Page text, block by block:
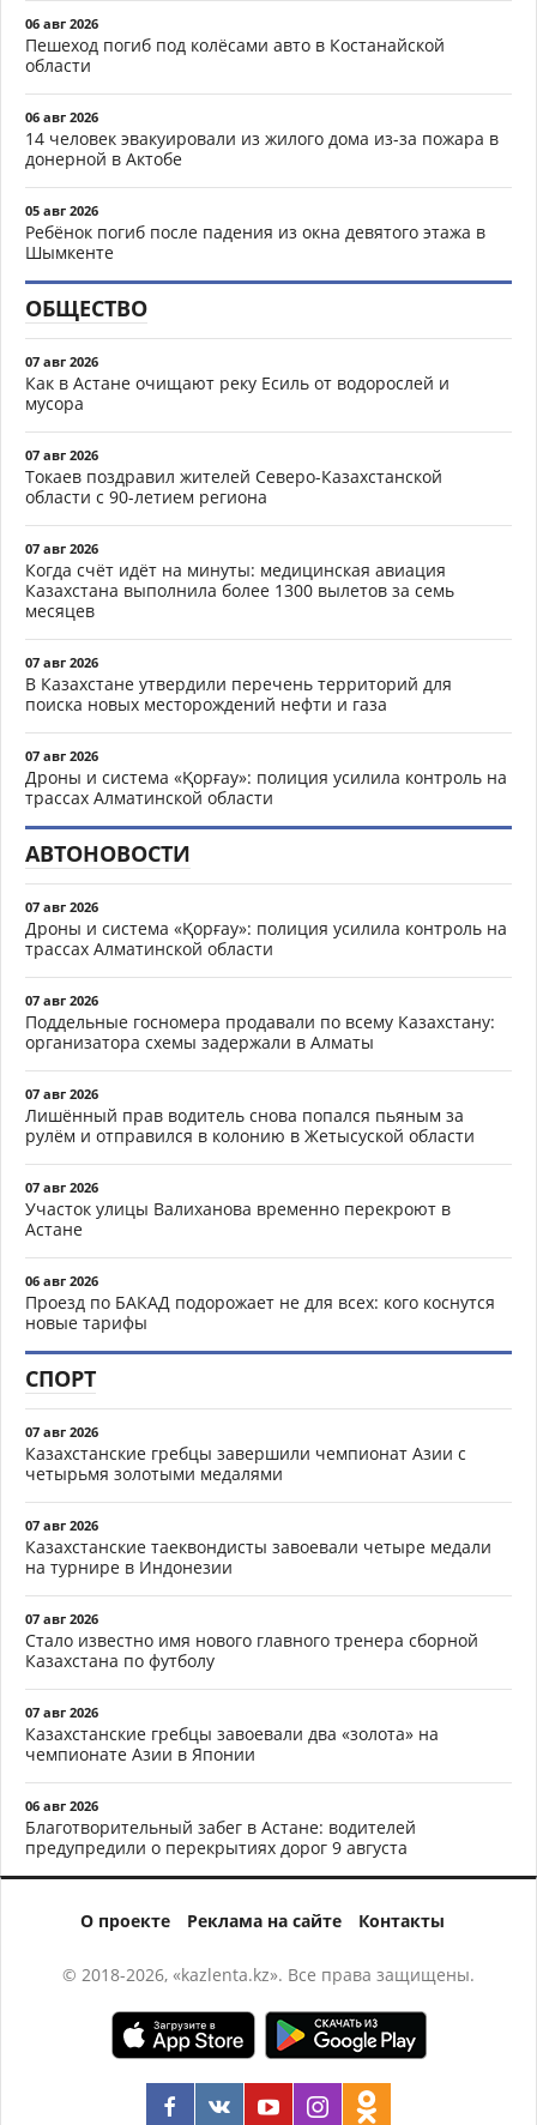
06 авг 2026
Пешеход погиб под колёсами авто в Костанайской
области
06 авг 2026
14 человек эвакуировали из жилого дома из-за пожара в
донерной в Актобе
05 авг 2026
Ребёнок погиб после падения из окна девятого этажа в
Шымкенте
ОБЩЕСТВО
07 авг 2026
Как в Астане очищают реку Есиль от водорослей и
мусора
07 авг 2026
Токаев поздравил жителей Северо-Казахстанской
области с 90-летием региона
07 авг 2026
Когда счёт идёт на минуты: медицинская авиация
Казахстана выполнила более 1300 вылетов за семь
месяцев
07 авг 2026
В Казахстане утвердили перечень территорий для
поиска новых месторождений нефти и газа
07 авг 2026
Дроны и система «Қорғау»: полиция усилила контроль на
трассах Алматинской области
АВТОНОВОСТИ
07 авг 2026
Дроны и система «Қорғау»: полиция усилила контроль на
трассах Алматинской области
07 авг 2026
Поддельные госномера продавали по всему Казахстану:
организатора схемы задержали в Алматы
07 авг 2026
Лишённый прав водитель снова попался пьяным за
рулём и отправился в колонию в Жетысуской области
07 авг 2026
Участок улицы Валиханова временно перекроют в
Астане
06 авг 2026
Проезд по БАКАД подорожает не для всех: кого коснутся
новые тарифы
СПОРТ
07 авг 2026
Казахстанские гребцы завершили чемпионат Азии с
четырьмя золотыми медалями
07 авг 2026
Казахстанские таеквондисты завоевали четыре медали
на турнире в Индонезии
07 авг 2026
Стало известно имя нового главного тренера сборной
Казахстана по футболу
07 авг 2026
Казахстанские гребцы завоевали два «золота» на
чемпионате Азии в Японии
06 авг 2026
Благотворительный забег в Астане: водителей
предупредили о перекрытиях дорог 9 августа
О проекте Реклама на сайте Контакты
© 2018-2026, «kazlenta.kz». Все права защищены.